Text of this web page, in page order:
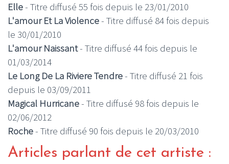
Elle- Titre diffusé 55 fois depuis le 23/01/2010
L'amour Et La Violence- Titre diffusé 84 fois depuis
le 30/01/2010
L'amour Naissant- Titre diffusé 44 fois depuis le
01/03/2014
Le Long De La Riviere Tendre- Titre diffusé 21 fois
depuis le 03/09/2011
Magical Hurricane- Titre diffusé 98 fois depuis le
02/06/2012
Roche- Titre diffusé 90 fois depuis le 20/03/2010
Articles parlant de cet artiste :